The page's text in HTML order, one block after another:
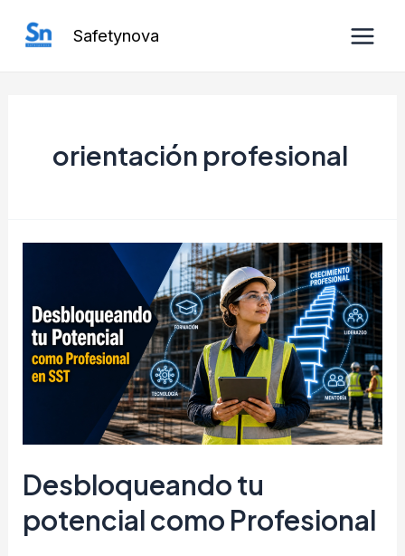
Safetynova
orientación profesional
Desbloqueando tu
potencial como Profesional